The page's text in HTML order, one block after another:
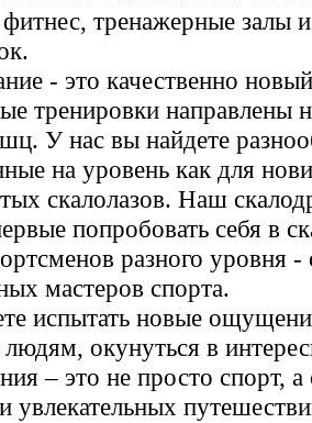
тренажерные залы
- это качественно
тренировки направлены
У нас вы найдете
на уровень как для
скалолазов. Наш
попробовать себя в
разного уровня
мастеров спорта.
испытать новые
окунуться в
– это не просто спорт,
увлекательных